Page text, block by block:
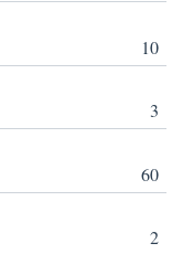
10
3
60
2